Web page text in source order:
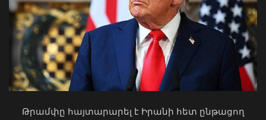
ԱԳ փոխնախարարը Նայրոբիում
ներկայացրել է COP17-ի
կազմակերպման Հայաստանի
«Ուժեղ Հայաստան»-ը դեմ է
քվեարկելու ԱԺ նախագահի
պաշտոնում Ռուբեն Ռուբինյանի
թեկնածությանը
03 Օգոստոս, 2026 13:13
Թրամփը հայտարարել է Իրանի հետ ընթացող